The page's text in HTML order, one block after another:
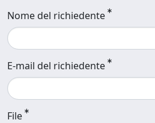
Nome del richiedente
E-mail del richiedente
File